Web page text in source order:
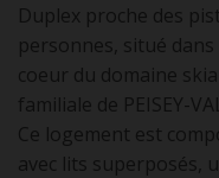
Duplex proche des
personnes, situé
coeur du domaine
familiale de PEISEY-
Ce logement est
avec lits superposés,